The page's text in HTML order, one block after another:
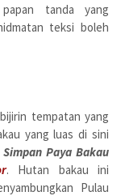
tanda yang
teksi boleh
tempatan yang
yang luas di sini
Paya Bakau
. Hutan bakau ini
Pulau